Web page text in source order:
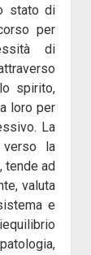
stato di
per
di
spirito,
loro per
La
la
tende ad
valuta
e